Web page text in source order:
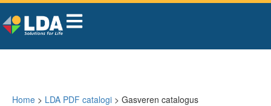
Home > LDA PDF catalogi > Gasveren catalogus